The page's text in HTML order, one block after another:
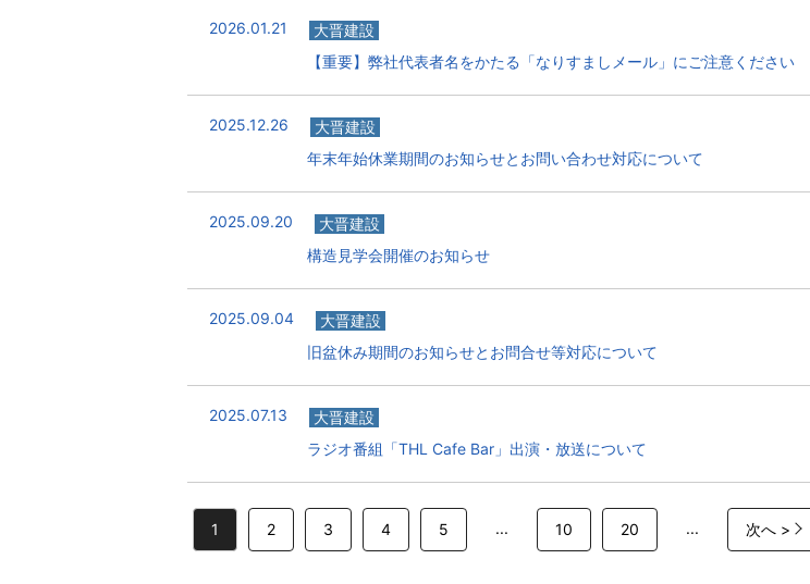
2026.01.21
大晋建設
【重要】弊社代表者名をかたる「なりすましメール」にご注意ください
2025.12.26
大晋建設
年末年始休業期間のお知らせとお問い合わせ対応について
2025.09.20
大晋建設
構造見学会開催のお知らせ
2025.09.04
大晋建設
旧盆休み期間のお知らせとお問合せ等対応について
2025.07.13
大晋建設
ラジオ番組「THL Cafe Bar」出演・放送について
1 2 3 4 5 ... 10 20 ... 次へ >